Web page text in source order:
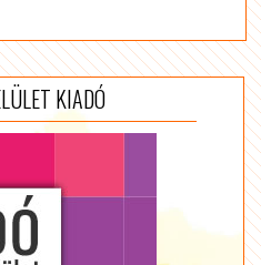
KIADÓ